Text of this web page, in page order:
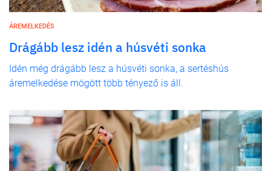
ÁREMELKEDÉS
Drágább lesz idén a húsvéti sonka
Idén még drágább lesz a húsvéti sonka, a sertéshús
áremelkedése mögött több tényező is áll.